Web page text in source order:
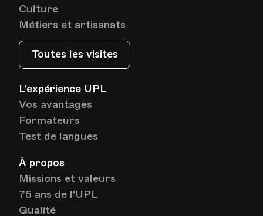
HEP - Haute Ecole Pédagogique - Salle 816
Av. de Cour 33
Lieu
HEP - Haute Ecole Pédagogique - Salle 816
1005, Lausanne
Av. de Cour 33
Date08.02.2024
Culture
Métiers et artisanats
Toutes les visites
L'expérience UPL
Vos avantages
Formateurs
Test de langues
À propos
Missions et valeurs
75 ans de l'UPL
Qualité